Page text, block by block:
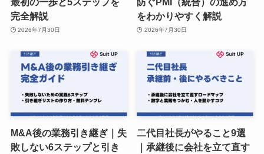
完全解説
2026年7月30日
をわかりやすく解説
2026年7月30日
M&A後の業務引き継ぎ｜失
敗しない6ステップと引き
二代目社長がやること9選
｜承継後に会社を立て直す